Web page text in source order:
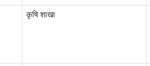
कृषि शाखा